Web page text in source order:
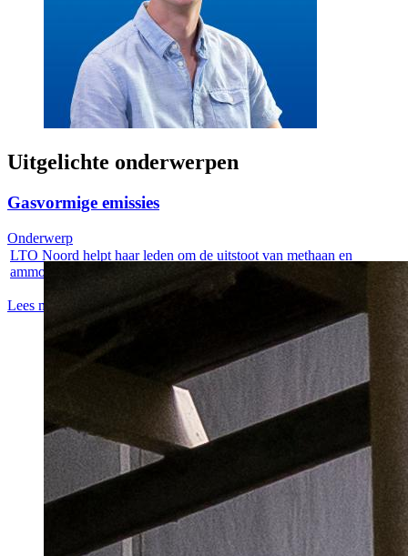
Uitgelichte onderwerpen
Gasvormige emissies
LTO Noord helpt haar leden om de uitstoot van methaan en
ammoniak op een...
Lees meer
Onderwerp